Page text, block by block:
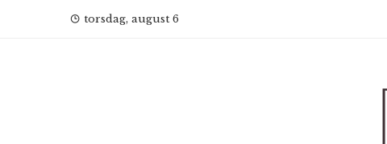
torsdag, august 6